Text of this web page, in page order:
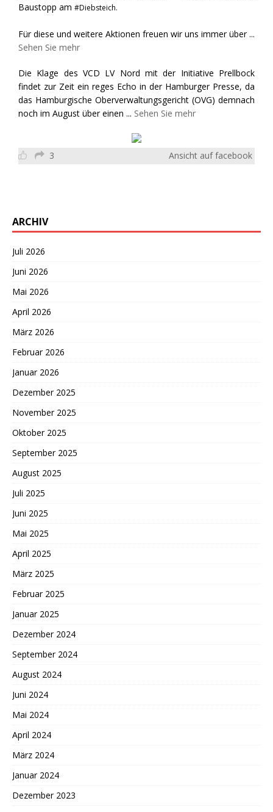
Baustopp am #Diebsteich.
Für diese und weitere Aktionen freuen wir uns immer über ...
Sehen Sie mehr
Die Klage des VCD LV Nord mit der Initiative Prellbock
findet zur Zeit ein reges Echo in der Hamburger Presse, da
das Hamburgische Oberverwaltungsgericht (OVG) demnach
noch im August über einen ... Sehen Sie mehr
3 Ansicht auf facebook
ARCHIV
Juli 2026
Juni 2026
Mai 2026
April 2026
März 2026
Februar 2026
Januar 2026
Dezember 2025
November 2025
Oktober 2025
September 2025
August 2025
Juli 2025
Juni 2025
Mai 2025
April 2025
März 2025
Februar 2025
Januar 2025
Dezember 2024
September 2024
August 2024
Juni 2024
Mai 2024
April 2024
März 2024
Januar 2024
Dezember 2023